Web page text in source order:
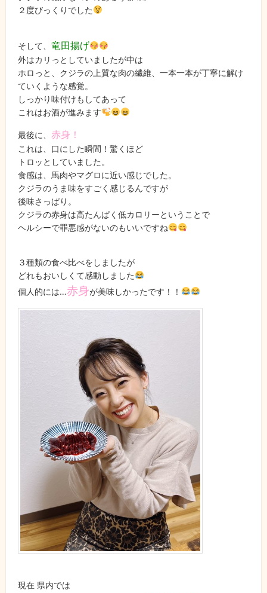
２度びっくりでした
そして、 竜田揚げ
外はカリっとしていましたが中は
ホロっと、クジラの上質な肉の繊維、一本一本が丁寧に解け
ていくような感覚。
しっかり味付けもしてあって
これはお酒が進みます
最後に、 赤身！
これは、口にした瞬間！驚くほど
トロッとしていました。
食感は、馬肉やマグロに近い感じでした。
クジラのうま味をすごく感じるんですが
後味さっぱり。
クジラの赤身は高たんぱく低カロリーということで
ヘルシーで罪悪感がないのもいいですね
３種類の食べ比べをしましたが
どれもおいしくて感動しました
個人的には…赤身が美味しかったです！！
現在 県内では